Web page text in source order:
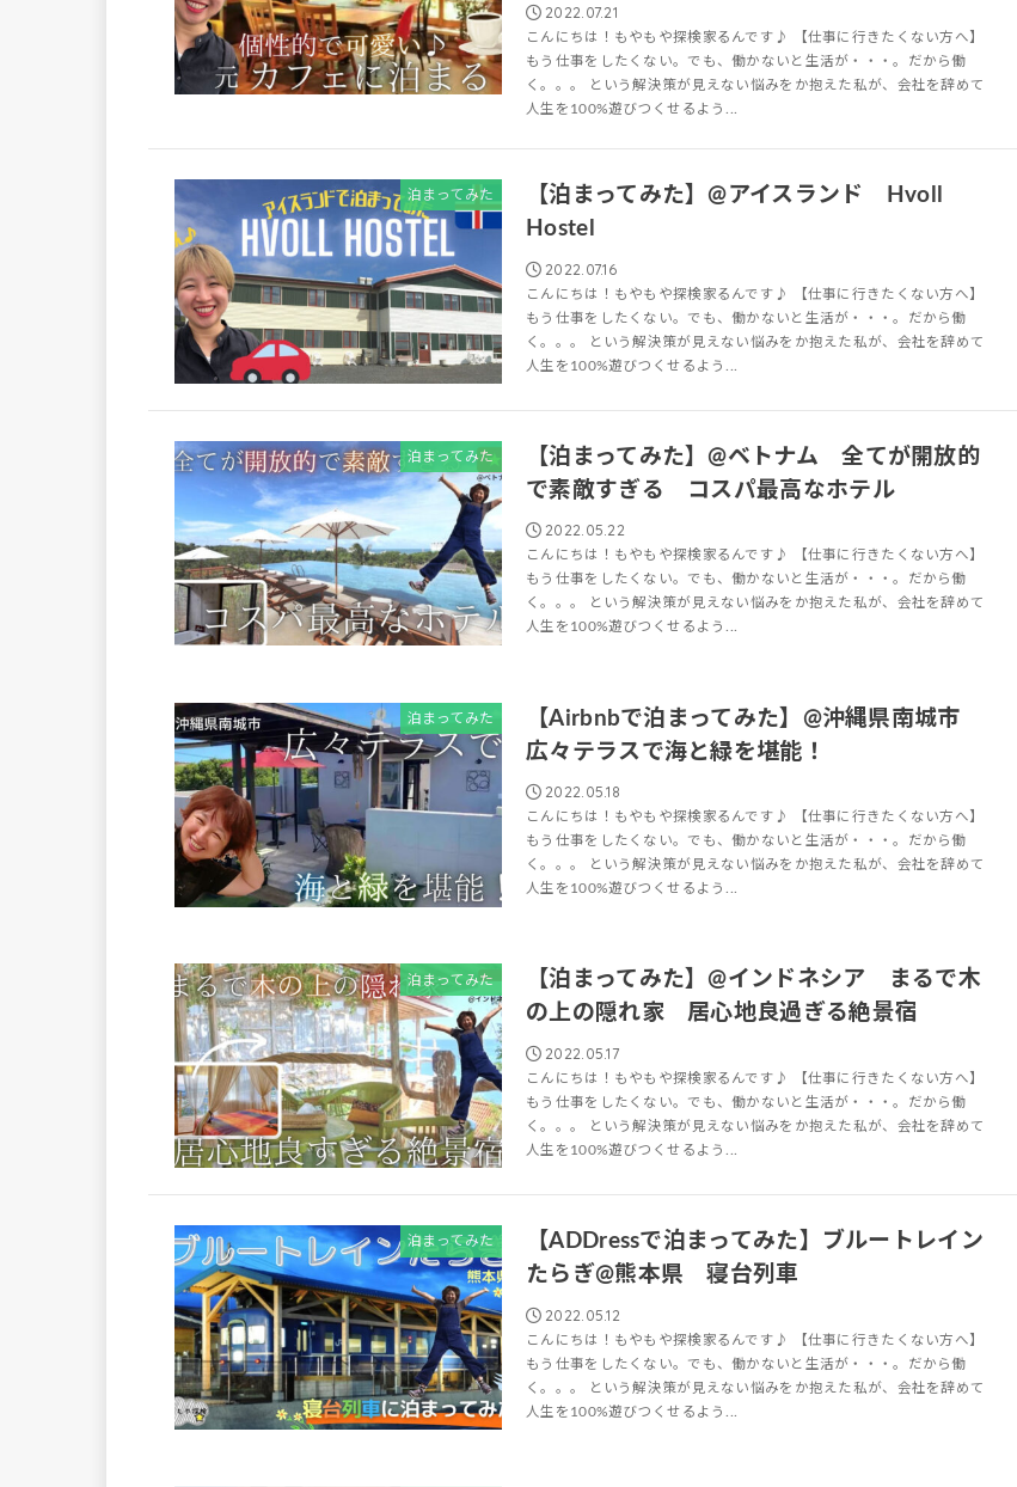
2022.07.21
こんにちは！もやもや探検家るんです♪ 【仕事に行きたくない方へ】
もう仕事をしたくない。でも、働かないと生活が・・・。だから働
く。。。 という解決策が見えない悩みをか抱えた私が、会社を辞めて
人生を100%遊びつくせるよう...
泊まってみた
【泊まってみた】@アイスランド Hvoll
Hostel
2022.07.16
こんにちは！もやもや探検家るんです♪ 【仕事に行きたくない方へ】
もう仕事をしたくない。でも、働かないと生活が・・・。だから働
く。。。 という解決策が見えない悩みをか抱えた私が、会社を辞めて
人生を100%遊びつくせるよう...
泊まってみた
【泊まってみた】@ベトナム 全てが開放的
で素敵すぎる コスパ最高なホテル
2022.05.22
こんにちは！もやもや探検家るんです♪ 【仕事に行きたくない方へ】
もう仕事をしたくない。でも、働かないと生活が・・・。だから働
く。。。 という解決策が見えない悩みをか抱えた私が、会社を辞めて
人生を100%遊びつくせるよう...
泊まってみた
【Airbnbで泊まってみた】@沖縄県南城市
広々テラスで海と緑を堪能！
2022.05.18
こんにちは！もやもや探検家るんです♪ 【仕事に行きたくない方へ】
もう仕事をしたくない。でも、働かないと生活が・・・。だから働
く。。。 という解決策が見えない悩みをか抱えた私が、会社を辞めて
人生を100%遊びつくせるよう...
泊まってみた
【泊まってみた】@インドネシア まるで木
の上の隠れ家 居心地良過ぎる絶景宿
2022.05.17
こんにちは！もやもや探検家るんです♪ 【仕事に行きたくない方へ】
もう仕事をしたくない。でも、働かないと生活が・・・。だから働
く。。。 という解決策が見えない悩みをか抱えた私が、会社を辞めて
人生を100%遊びつくせるよう...
泊まってみた
【ADDressで泊まってみた】ブルートレイン
たらぎ@熊本県 寝台列車
2022.05.12
こんにちは！もやもや探検家るんです♪ 【仕事に行きたくない方へ】
もう仕事をしたくない。でも、働かないと生活が・・・。だから働
く。。。 という解決策が見えない悩みをか抱えた私が、会社を辞めて
人生を100%遊びつくせるよう...